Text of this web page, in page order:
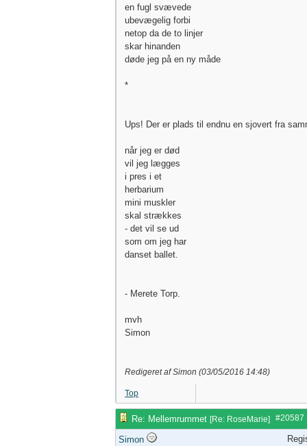
en fugl svævede
ubevægelig forbi
netop da de to linjer
skar hinanden
døde jeg på en ny måde
*
Ups! Der er plads til endnu en sjovert fra
når jeg er død
vil jeg lægges
i pres i et
herbarium
mini muskler
skal strækkes
- det vil se ud
som om jeg har
danset ballet.
- Merete Torp.
mvh
Simon
Redigeret af Simon (03/05/2016 14:48)
Top
#20587
Re: Mellemrummet [Re: RoseMarie]
Simon